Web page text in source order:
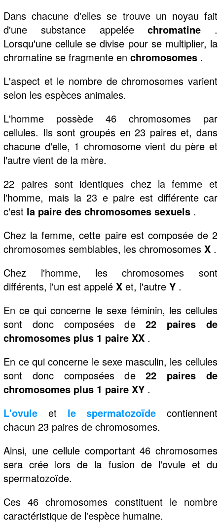
Dans chacune d'elles se trouve un noyau fait
d'une substance appeléechromatine .
Lorsqu'une cellule se divise pour se multiplier, la
chromatine se fragmente enchromosomes .
L'aspect et le nombre de chromosomes varient
selon les espèces animales.
L'homme possède 46 chromosomes par
cellules. Ils sont groupés en 23 paires et, dans
chacune d'elle, 1 chromosome vient du père et
l'autre vient de la mère.
22 paires sont identiques chez la femme et
l'homme, mais la 23 e paire est différente car
c'est la paire des chromosomes sexuels .
Chez la femme, cette paire est composée de 2
chromosomes semblables, les chromosomesX .
Chez l'homme, les chromosomes sont
différents, l'un est appeléXet, l'autreY .
En ce qui concerne le sexe féminin, les cellules
sont donc composées de22 paires de
chromosomes plus 1 paire XX .
En ce qui concerne le sexe masculin, les cellules
sont donc composées de22 paires de
chromosomes plus 1 paire XY .
L'ovule et le spermatozoïde contiennent
chacun 23 paires de chromosomes.
Ainsi, une cellule comportant 46 chromosomes
sera crée lors de la fusion de l'ovule et du
spermatozoïde.
Ces 46 chromosomes constituent le nombre
caractéristique de l'espèce humaine.